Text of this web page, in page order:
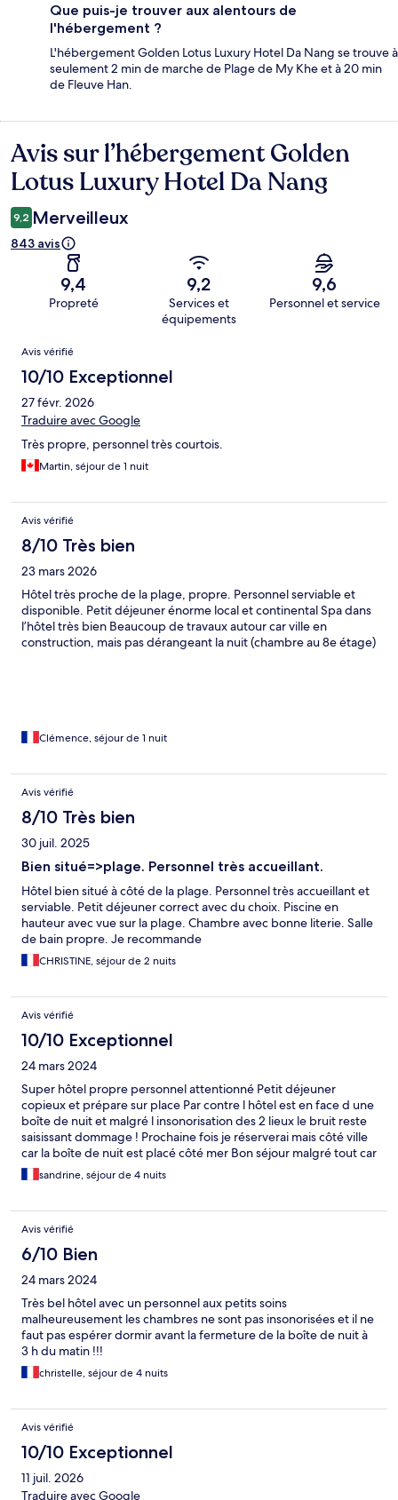
Que puis-je trouver aux alentours de
l'hébergement ?
L'hébergement Golden Lotus Luxury Hotel Da Nang se trouve à
seulement 2 min de marche de Plage de My Khe et à 20 min
de Fleuve Han.
Avis
Avis sur l’hébergement Golden
Lotus Luxury Hotel Da Nang
9,2 Merveilleux
843 avis
9,4
Propreté
9,2
Services et
équipements
9,6
Personnel et service
Avis
Avis vérifié
10/10 Exceptionnel
27 févr. 2026
Traduire avec Google
Très propre, personnel très courtois.
Martin, séjour de 1 nuit
Avis vérifié
8/10 Très bien
23 mars 2026
Hôtel très proche de la plage, propre. Personnel serviable et
disponible. Petit déjeuner énorme local et continental Spa dans
l’hôtel très bien Beaucoup de travaux autour car ville en
construction, mais pas dérangeant la nuit (chambre au 8e étage)
Clémence, séjour de 1 nuit
Avis vérifié
8/10 Très bien
30 juil. 2025
Bien situé=>plage. Personnel très accueillant.
Hôtel bien situé à côté de la plage. Personnel très accueillant et
serviable. Petit déjeuner correct avec du choix. Piscine en
hauteur avec vue sur la plage. Chambre avec bonne literie. Salle
de bain propre. Je recommande
CHRISTINE, séjour de 2 nuits
Avis vérifié
10/10 Exceptionnel
24 mars 2024
Super hôtel propre personnel attentionné Petit déjeuner
copieux et prépare sur place Par contre l hôtel est en face d une
boîte de nuit et malgré l insonorisation des 2 lieux le bruit reste
saisissant dommage ! Prochaine fois je réserverai mais côté ville
car la boîte de nuit est placé côté mer Bon séjour malgré tout car
c est vraiment un hôtel sympa
sandrine, séjour de 4 nuits
Avis vérifié
6/10 Bien
24 mars 2024
Très bel hôtel avec un personnel aux petits soins
malheureusement les chambres ne sont pas insonorisées et il ne
faut pas espérer dormir avant la fermeture de la boîte de nuit à
3 h du matin !!!
christelle, séjour de 4 nuits
Avis vérifié
10/10 Exceptionnel
11 juil. 2026
Traduire avec Google